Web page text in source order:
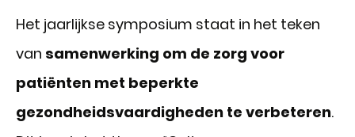
Het jaarlijkse symposium staat in het teken
van samenwerking om de zorg voor
patiënten met beperkte
gezondheidsvaardigheden te verbeteren.